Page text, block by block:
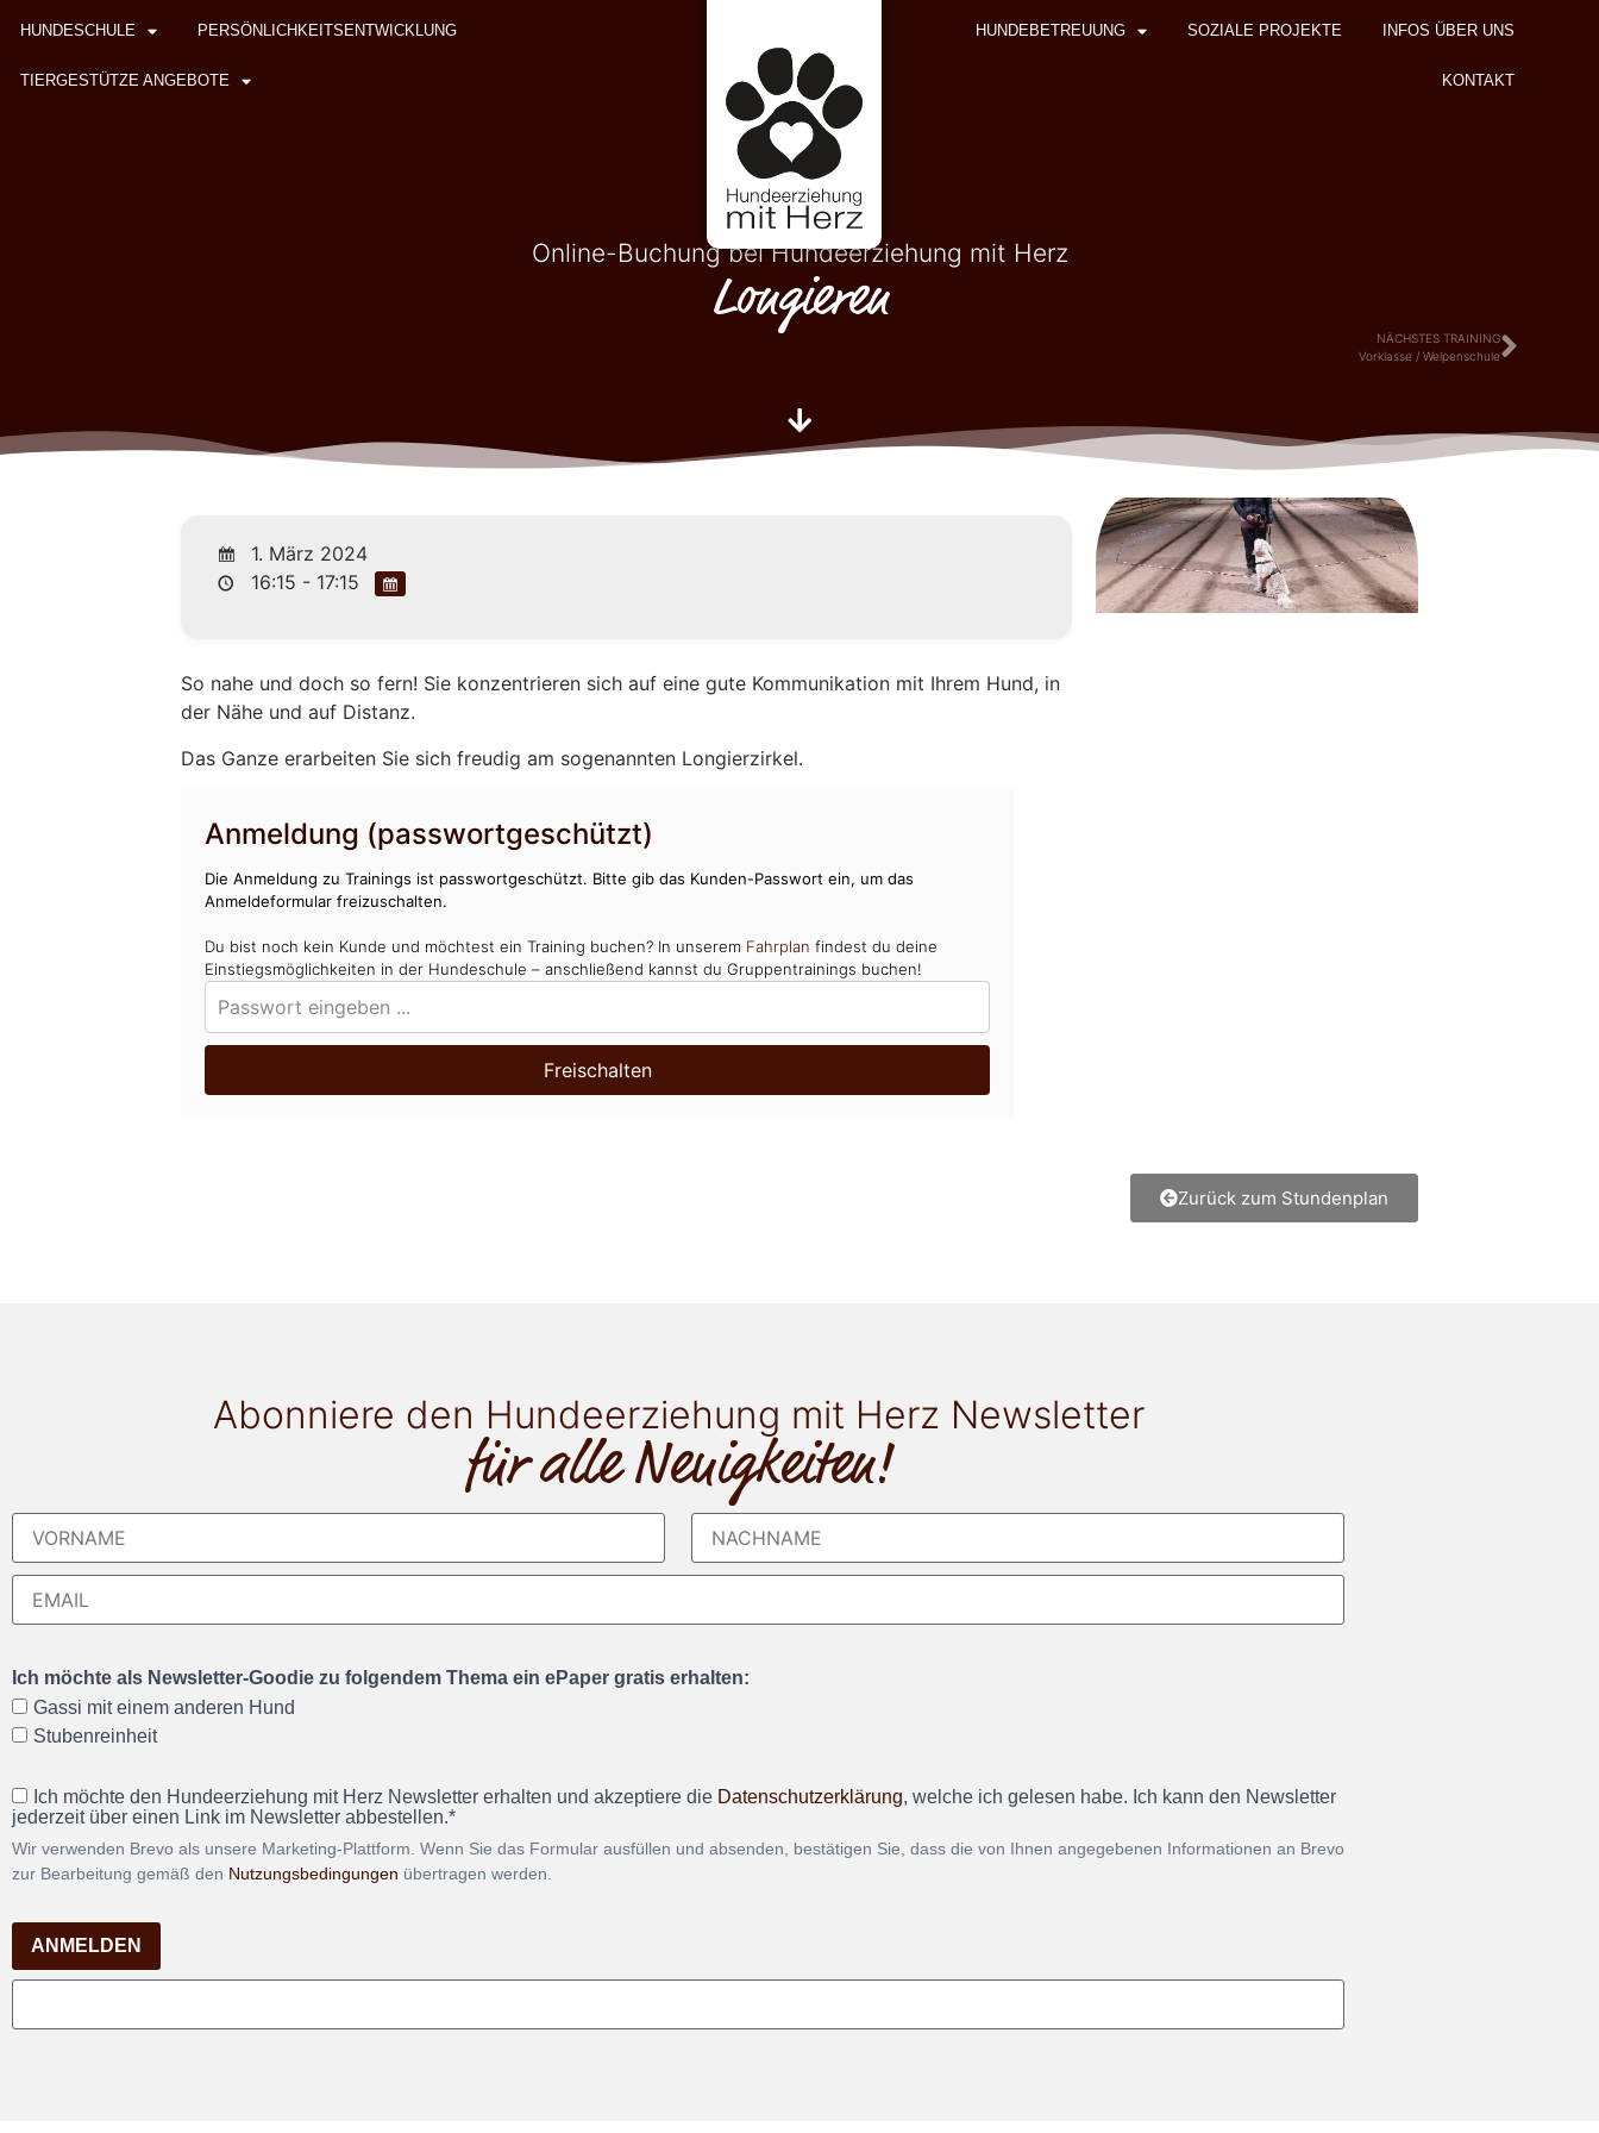
HUNDESCHULE PERSÖNLICHKEITSENTWICKLUNG
TIERGESTÜTZE ANGEBOTE
HUNDEBETREUUNG SOZIALE PROJEKTE INFOS ÜBER UNS
KONTAKT
Online-Buchung bei Hundeerziehung mit Herz
Longieren
NÄCHSTES TRAINING
Vorklasse / Welpenschule
1. März 2024
16:15 - 17:15
So nahe und doch so fern! Sie konzentrieren sich auf eine gute Kommunikation mit Ihrem Hund, in
der Nähe und auf Distanz.
Das Ganze erarbeiten Sie sich freudig am sogenannten Longierzirkel.
Anmeldung (passwortgeschützt)
Die Anmeldung zu Trainings ist passwortgeschützt. Bitte gib das Kunden-Passwort ein, um das
Anmeldeformular freizuschalten.
Du bist noch kein Kunde und möchtest ein Training buchen? In unserem Fahrplan findest du deine
Einstiegsmöglichkeiten in der Hundeschule – anschließend kannst du Gruppentrainings buchen!
Freischalten
Zurück zum Stundenplan
Abonniere den Hundeerziehung mit Herz Newsletter
für alle Neuigkeiten!
Ich möchte als Newsletter-Goodie zu folgendem Thema ein ePaper gratis erhalten:
Gassi mit einem anderen Hund
Stubenreinheit
Ich möchte den Hundeerziehung mit Herz Newsletter erhalten und akzeptiere die Datenschutzerklärung, welche ich gelesen habe. Ich kann den Newsletter
jederzeit über einen Link im Newsletter abbestellen.*
Wir verwenden Brevo als unsere Marketing-Plattform. Wenn Sie das Formular ausfüllen und absenden, bestätigen Sie, dass die von Ihnen angegebenen Informationen an Brevo
zur Bearbeitung gemäß den Nutzungsbedingungen übertragen werden.
ANMELDEN